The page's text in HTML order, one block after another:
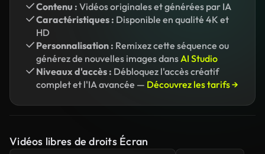
Contenu : Vidéos originales et générées par IA
Caractéristiques : Disponible en qualité 4K et
HD
Personnalisation : Remixez cette séquence ou
générez de nouvelles images dansAI Studio
Niveaux d'accès : Débloquez l'accès créatif
complet et l'IA avancée — Découvrez les tarifs →
Vidéos libres de droits Écran